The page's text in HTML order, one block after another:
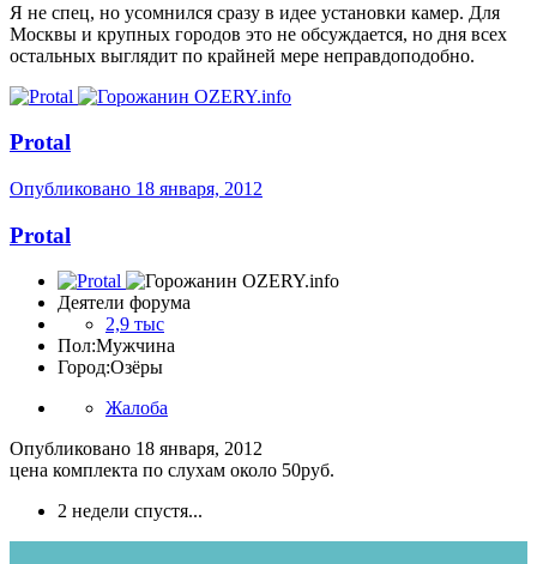
Я не спец, но усомнился сразу в идее установки камер. Для
Москвы и крупных городов это не обсуждается, но дня всех
остальных выглядит по крайней мере неправдоподобно.
Protal
Опубликовано 18 января, 2012
Protal
Деятели форума
2,9 тыс
Пол:Мужчина
Город:Озёры
Жалоба
Опубликовано 18 января, 2012
цена комплекта по слухам около 50руб.
2 недели спустя...